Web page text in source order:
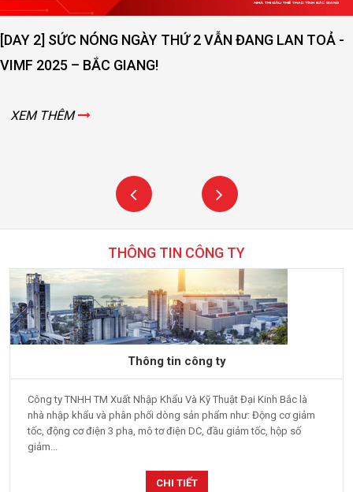
[DAY 2] SỨC NÓNG NGÀY THỨ 2 VẪN ĐANG LAN TOẢ -
VIMF 2025 – BẮC GIANG!
XEM THÊM
THÔNG TIN CÔNG TY
Thông tin công ty
Công ty TNHH TM Xuất Nhập Khẩu Và Kỹ Thuật Đại Kinh Bắc là
nhà nhập khẩu và phân phối dòng sản phẩm như: Động cơ giảm
tốc, động cơ điện 3 pha, mô tơ điện DC, đầu giảm tốc, hộp số
giảm...
CHI TIẾT